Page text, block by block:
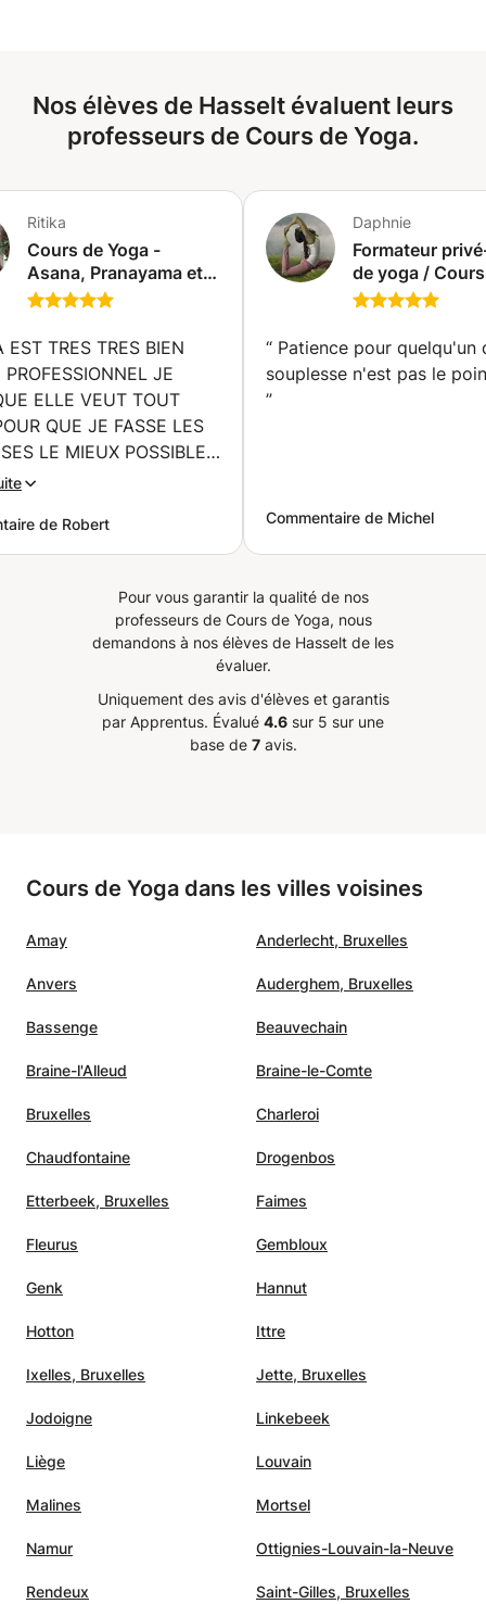
pranayama et méditation pour non seulement améliorer
votre posture et votre flexibilité. Je suis patient et
attentionné. Toutes les pratiques seront adaptées aux
Nos élèves de Hasselt évaluent leurs
professeurs de Cours de Yoga.
Ritika
Cours de Yoga -
Asana, Pranayama et
Méditation pour les
LE MIEUX POSSIBLE
AMITIES
BECK ”
de Robert
Daphnie
Formateur
de yoga /
yoga / Cours
“ Patience pour quelqu'un
souplesse n'est pas le
”
Commentaire de Michel
Pour vous garantir la qualité de nos
professeurs de Cours de Yoga, nous
demandons à nos élèves de Hasselt de les
évaluer.
Uniquement des avis d'élèves et garantis
par Apprentus. Évalué 4.6 sur 5 sur une
base de 7avis.
Cours de Yoga dans les villes voisines
Amay Anderlecht, Bruxelles
Anvers Auderghem, Bruxelles
Bassenge Beauvechain
Braine-l'Alleud Braine-le-Comte
Bruxelles Charleroi
Chaudfontaine Drogenbos
Etterbeek, Bruxelles Faimes
Fleurus Gembloux
Genk Hannut
Hotton Ittre
Ixelles, Bruxelles Jette, Bruxelles
Jodoigne Linkebeek
Liège Louvain
Malines Mortsel
Namur Ottignies-Louvain-la-Neuve
Rendeux Saint-Gilles, Bruxelles